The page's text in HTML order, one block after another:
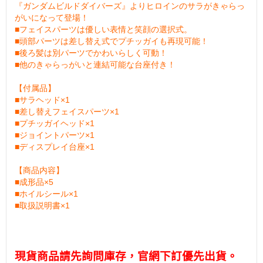
『ガンダムビルドダイバーズ』よりヒロインのサラがきゃらっ
がいになって登場！
■フェイスパーツは優しい表情と笑顔の選択式。
■頭部パーツは差し替え式でプチッガイも再現可能！
■後ろ髪は別パーツでかわいらしく可動！
■他のきゃらっがいと連結可能な台座付き！
【付属品】
■サラヘッド×1
■差し替えフェイスパーツ×1
■プチッガイヘッド×1
■ジョイントパーツ×1
■ディスプレイ台座×1
【商品内容】
■成形品×5
■ホイルシール×1
■取扱説明書×1
現貨商品請先詢問庫存，官網下訂優先出貨。